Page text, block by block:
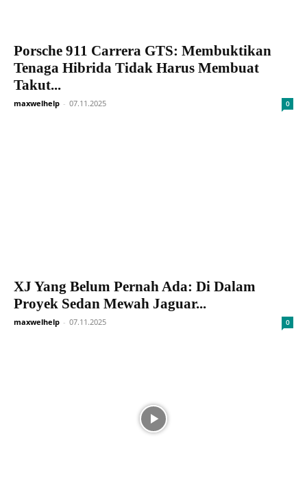
Porsche 911 Carrera GTS: Membuktikan
Tenaga Hibrida Tidak Harus Membuat
Takut...
maxwelhelp - 07.11.2025 0
XJ Yang Belum Pernah Ada: Di Dalam
Proyek Sedan Mewah Jaguar...
maxwelhelp - 07.11.2025 0